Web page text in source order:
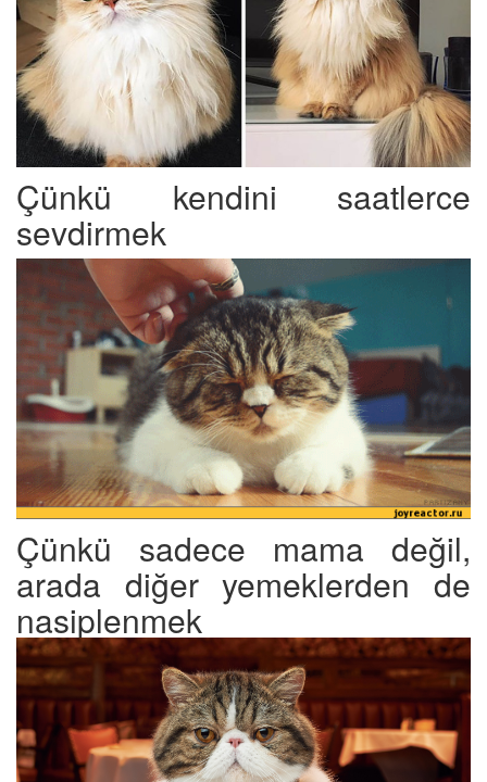
Çünkü kendini saatlerce
sevdirmek
Çünkü sadece mama değil,
arada diğer yemeklerden de
nasiplenmek